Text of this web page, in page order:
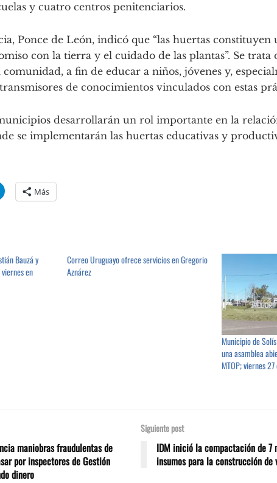
y cuatro centros penitenciarios.
Ponce de León, indicó que “las huertas constituyen
con la tierra y el cuidado de las plantas”. Se trata
comunidad, a fin de educar a niños, jóvenes y,
de conocimientos vinculados con estas
desarrollarán un rol importante en la
se implementarán las huertas educativas y
Más
Bauzá y
en
Correo Uruguayo ofrece servicios en Gregorio
Aznárez
Municipio de
una asamblea
MTOP; viernes
maniobras fraudulentas de
por inspectores de Gestión
dinero
Siguiente post
IDM inició la compactación de 7
insumos para la construcción de